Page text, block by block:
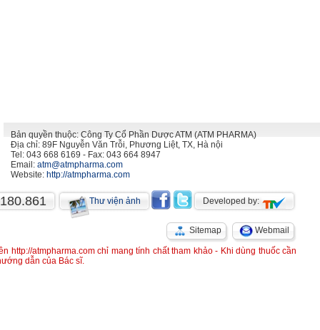
Bản quyền thuộc: Công Ty Cổ Phần Dược ATM (ATM PHARMA)
Địa chỉ: 89F Nguyễn Văn Trỗi, Phương Liệt, TX, Hà nội
Tel: 043 668 6169 - Fax: 043 664 8947
Email: atm@atmpharma.com
Website: http://atmpharma.com
Developed by:
Thư viện ảnh
Webmail
Sitemap
http://atmpharma.com chỉ mang tính chất tham khảo - Khi dùng thuốc cần
dẫn của Bác sĩ.